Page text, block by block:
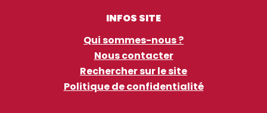
INFOS SITE
Qui sommes-nous ?
Nous contacter
Rechercher sur le site
Politique de confidentialité